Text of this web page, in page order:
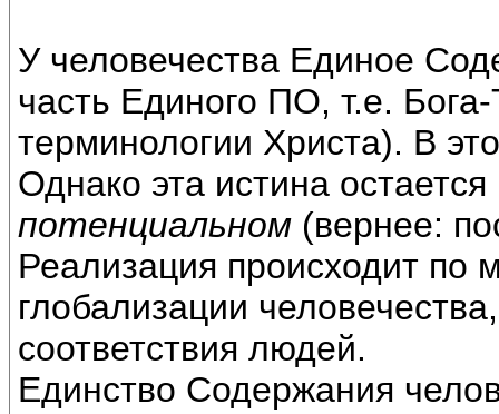
У человечества Единое
часть Единого ПО, т.е.
терминологии Христа). В
Однако эта истина
потенциальном (вернее:
Реализация происходит по
глобализации
соответствия людей.
Единство Содержания